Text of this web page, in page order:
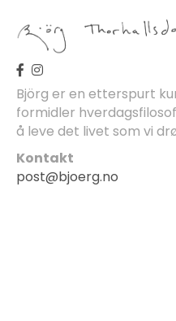
Björg er en etterspurt
formidler
å leve det livet som vi
Kontakt
post@bjoerg.no